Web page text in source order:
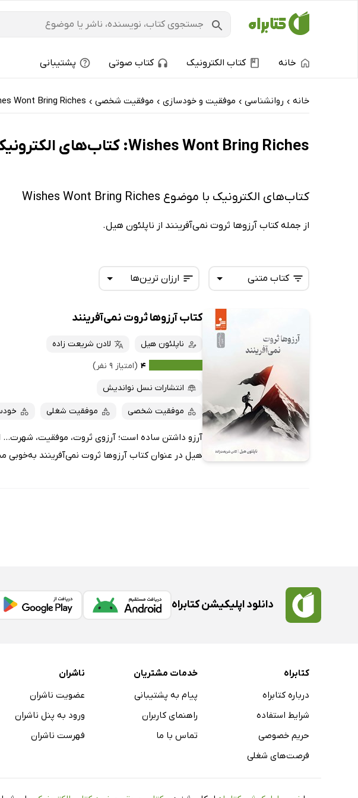
خانه کتاب الکترونیک کتاب صوتی پشتیبانی
خانه › روانشناسی › موفقیت و خودسازی › موفقیت شخصی ›
Wont Bring Riches
Wishes Wont Bring Riches: کتاب‌های الکترونیک و کتاب‌های صوتی - ارزان ترین‌ها
کتاب‌های الکترونیک با موضوع Wishes Wont Bring Riches
از جمله کتاب آرزوها ثروت نمی‌آفرینند از ناپلئون هیل.
ارزان ترین‌ها
تازه‌ها
داغ‌ترین‌ها
پربحث‌ها
ارزان ترین‌ها
کتاب متنی
کتاب‌های صوتی
کتاب‌های متنی
کتاب آرزوها ثروت نمی‌آفرینند
ناپلئون هیل
لادن شریعت زاده
۴ (امتیاز ۹ نفر)
انتشارات نسل نواندیش
موفقیت شخصی موفقیت شغلی
آرزو داشتن ساده است؛ آرزوی ثروت، موفقیت، شهرت...
هیل در عنوان کتاب آرزوها ثروت نمی‌آفرینند
دانلود اپلیکیشن کتابراه
کتابراه
درباره کتابراه
شرایط استفاده
حریم خصوصی
فرصت‌های شغلی
خدمات مشتریان
پیام به پشتیبانی
راهنمای کاربران
تماس با ما
ناشران
عضویت ناشران
ورود به پنل ناشران
فهرست ناشران